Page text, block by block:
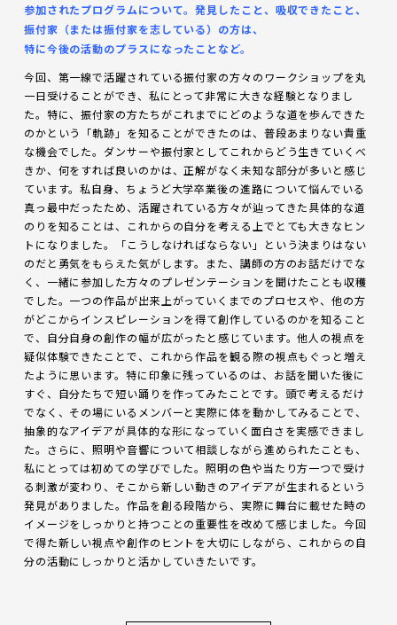
参加されたプログラムについて。発見したこと、吸収できたこと、
振付家（または振付家を志している）の方は、
特に今後の活動のプラスになったことなど。
今回、第一線で活躍されている振付家の方々のワークショップを丸
一日受けることができ、私にとって非常に大きな経験となりまし
た。特に、振付家の方たちがこれまでにどのような道を歩んできた
のかという「軌跡」を知ることができたのは、普段あまりない貴重
な機会でした。ダンサーや振付家としてこれからどう生きていくべ
きか、何をすれば良いのかは、正解がなく未知な部分が多いと感じ
ています。私自身、ちょうど大学卒業後の進路について悩んでいる
真っ最中だったため、活躍されている方々が辿ってきた具体的な道
のりを知ることは、これからの自分を考える上でとても大きなヒン
トになりました。「こうしなければならない」という決まりはない
のだと勇気をもらえた気がします。また、講師の方のお話だけでな
く、一緒に参加した方々のプレゼンテーションを聞けたことも収穫
でした。一つの作品が出来上がっていくまでのプロセスや、他の方
がどこからインスピレーションを得て創作しているのかを知ること
で、自分自身の創作の幅が広がったと感じています。他人の視点を
疑似体験できたことで、これから作品を観る際の視点もぐっと増え
たように思います。特に印象に残っているのは、お話を聞いた後に
すぐ、自分たちで短い踊りを作ってみたことです。頭で考えるだけ
でなく、その場にいるメンバーと実際に体を動かしてみることで、
抽象的なアイデアが具体的な形になっていく面白さを実感できまし
た。さらに、照明や音響について相談しながら進められたことも、
私にとっては初めての学びでした。照明の色や当たり方一つで受け
る刺激が変わり、そこから新しい動きのアイデアが生まれるという
発見がありました。作品を創る段階から、実際に舞台に載せた時の
イメージをしっかりと持つことの重要性を改めて感じました。今回
で得た新しい視点や創作のヒントを大切にしながら、これからの自
分の活動にしっかりと活かしていきたいです。